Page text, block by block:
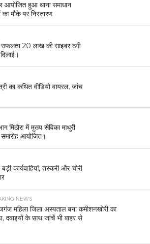
आयोजित हुआ थाना समाधान
मौके पर निस्तारण
20 लाख की साइबर ठगी
का कथित वीडियो वायरल, जांच
मिठौरा में मुख्य सेविका माधुरी
समारोह आयोजित।
कार्यवाहियां, तस्करी और चोरी
NEWS
महिला जिला अस्पताल बना कमीशनखोरी का
दवाइयों के साथ जांचें भी बाहर से